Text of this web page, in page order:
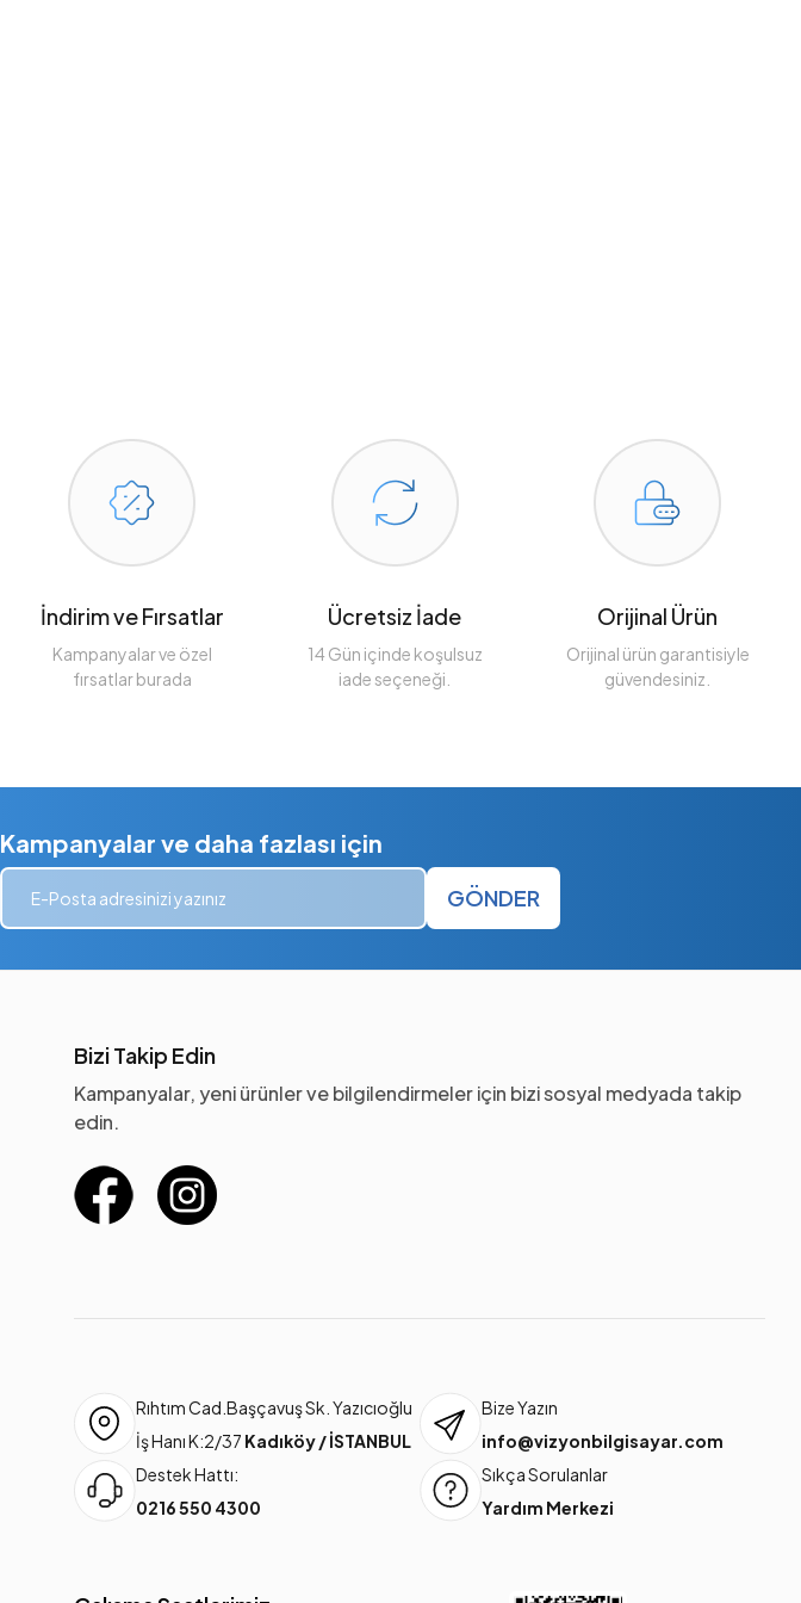
İndirim ve Fırsatlar
Kampanyalar ve özel
fırsatlar burada
Ücretsiz İade
14 Gün içinde koşulsuz
iade seçeneği.
Orijinal Ürün
Orijinal ürün garantisiyle
güvendesiniz.
Kampanyalar ve daha fazlası için
GÖNDER
Bizi Takip Edin
Kampanyalar, yeni ürünler ve bilgilendirmeler için bizi sosyal medyada takip
edin.
Rıhtım Cad.Başçavuş Sk. Yazıcıoğlu
İş Hanı K:2/37 Kadıköy / İSTANBUL
Bize Yazın
info@vizyonbilgisayar.com
Destek Hattı:
0216 550 4300
Sıkça Sorulanlar
Yardım Merkezi